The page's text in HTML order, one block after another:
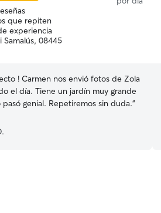
que repiten
experiencia
Samalús, 08445
! Carmen nos envió fotos de Zola
el día. Tiene un jardín muy grande
pasó genial. Repetiremos sin duda.”